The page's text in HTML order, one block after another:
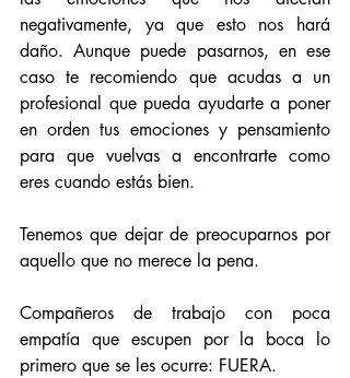
negativamente, ya que esto nos hará
daño. Aunque puede pasarnos, en ese
caso te recomiendo que acudas a un
profesional que pueda ayudarte a poner
en orden tus emociones y pensamiento
para que vuelvas a encontrarte como
eres cuando estás bien.
Tenemos que dejar de preocuparnos por
aquello que no merece la pena.
Compañeros de trabajo con poca
empatía que escupen por la boca lo
primero que se les ocurre: FUERA.